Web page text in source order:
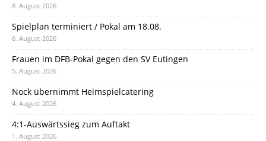
8. August 2026
Spielplan terminiert / Pokal am 18.08.
6. August 2026
Frauen im DFB-Pokal gegen den SV Eutingen
5. August 2026
Nock übernimmt Heimspielcatering
4. August 2026
4:1-Auswärtssieg zum Auftakt
1. August 2026